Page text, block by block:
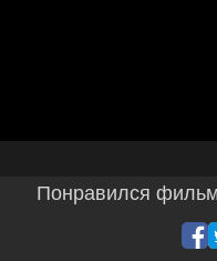
Понравился